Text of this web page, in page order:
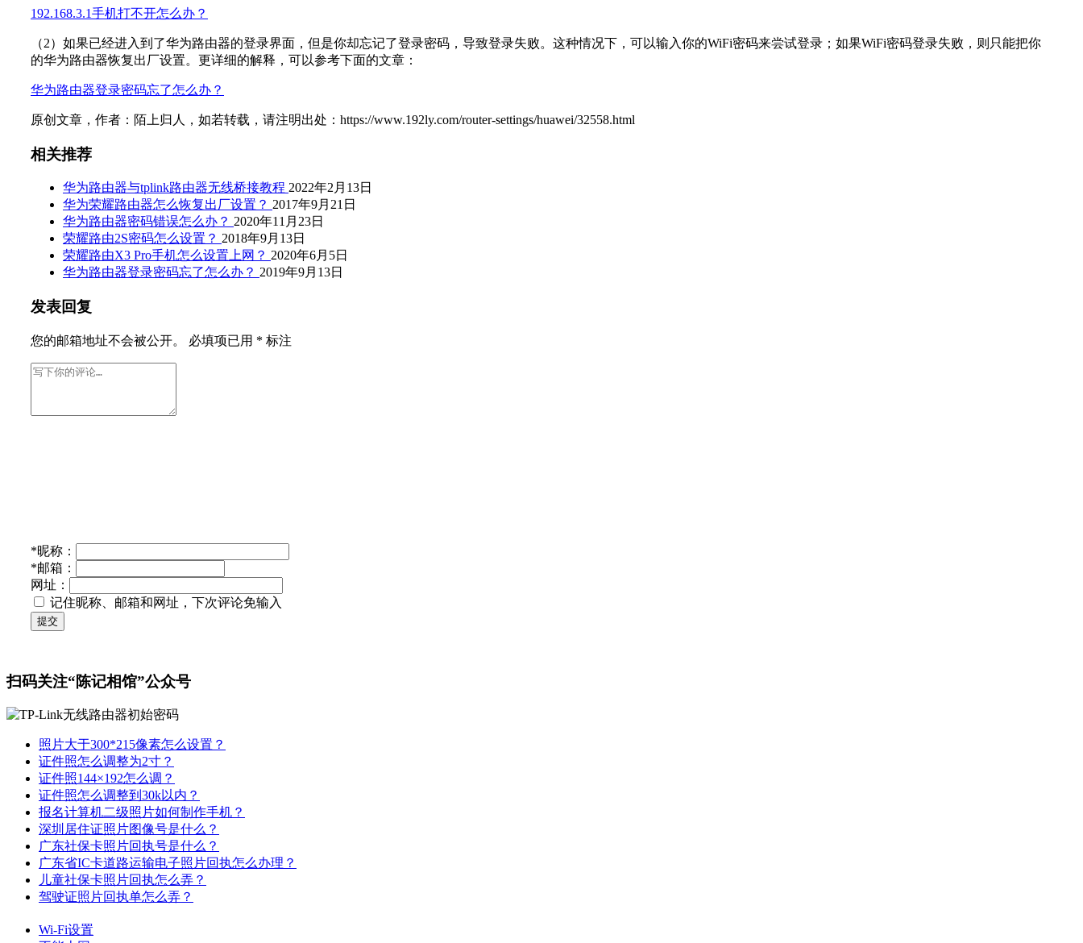
192.168.3.1手机打不开怎么办？
（2）如果已经进入到了华为路由器的登录界面，但是你却忘记了登录密码，导致登录失败。这种情况下，可以输入你的WiFi密码来尝试登录；如果WiFi密码登录失败，则只能把你
的华为路由器恢复出厂设置。更详细的解释，可以参考下面的文章：
华为路由器登录密码忘了怎么办？
原创文章，作者：陌上归人，如若转载，请注明出处：https://www.192ly.com/router-settings/huawei/32558.html
相关推荐
华为路由器与tplink路由器无线桥接教程 2022年2月13日
华为荣耀路由器怎么恢复出厂设置？ 2017年9月21日
华为路由器密码错误怎么办？ 2020年11月23日
荣耀路由2S密码怎么设置？ 2018年9月13日
荣耀路由X3 Pro手机怎么设置上网？ 2020年6月5日
华为路由器登录密码忘了怎么办？ 2019年9月13日
发表回复
您的邮箱地址不会被公开。 必填项已用 * 标注
*昵称：
*邮箱：
网址：
记住昵称、邮箱和网址，下次评论免输入
提交
扫码关注“陈记相馆”公众号
照片大于300*215像素怎么设置？
证件照怎么调整为2寸？
证件照144×192怎么调？
证件照怎么调整到30k以内？
报名计算机二级照片如何制作手机？
深圳居住证照片图像号是什么？
广东社保卡照片回执号是什么？
广东省IC卡道路运输电子照片回执怎么办理？
儿童社保卡照片回执怎么弄？
驾驶证照片回执单怎么弄？
Wi-Fi设置